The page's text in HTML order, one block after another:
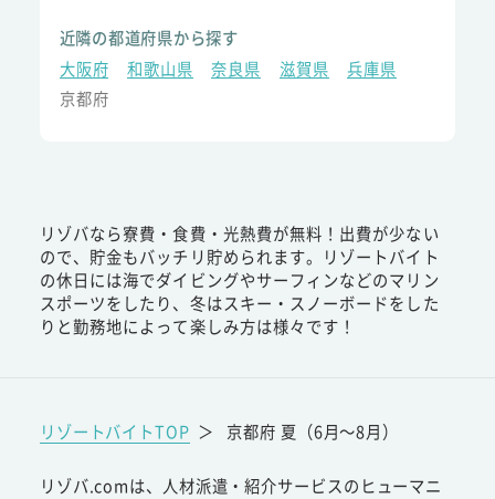
近隣の都道府県から探す
大阪府
和歌山県 奈良県 滋賀県
兵庫県
京都府
リゾバなら寮費・食費・光熱費が無料！出費が少ない
ので、貯金もバッチリ貯められます。リゾートバイト
の休日には海でダイビングやサーフィンなどのマリン
スポーツをしたり、冬はスキー・スノーボードをした
りと勤務地によって楽しみ方は様々です！
リゾートバイトTOP ＞ 京都府 夏（6月～8月）
リゾバ.comは、人材派遣・紹介サービスのヒューマニ